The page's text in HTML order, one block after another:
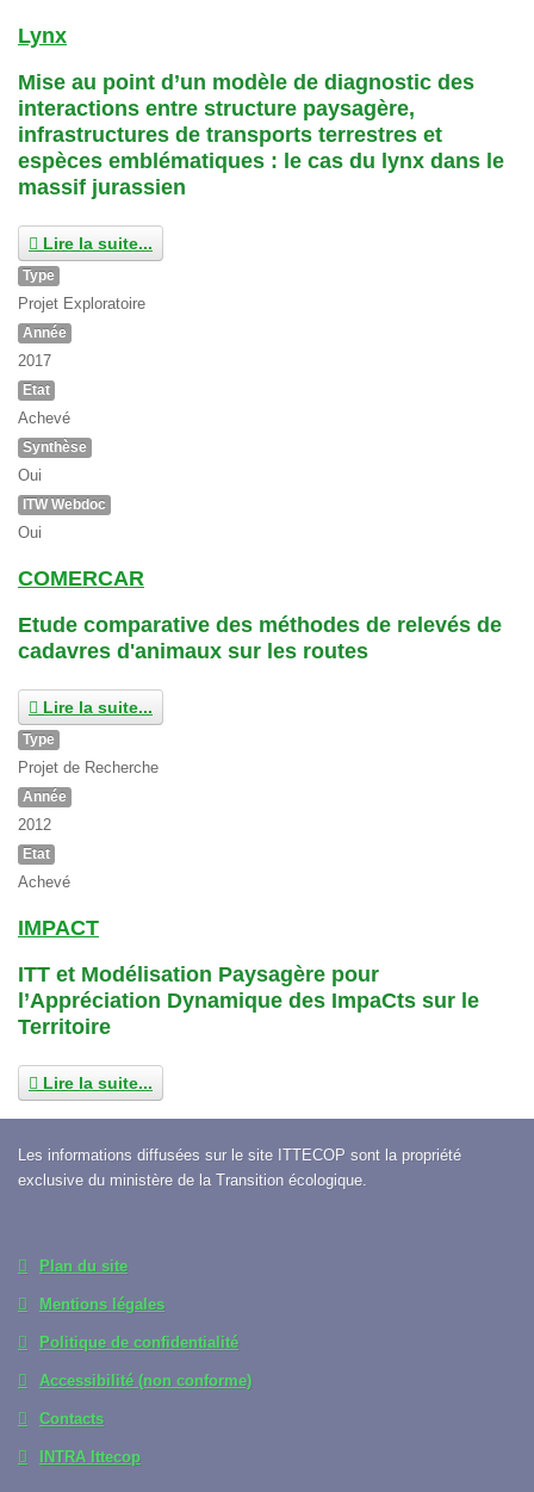
Lynx
Mise au point d’un modèle de diagnostic des
interactions entre structure paysagère,
infrastructures de transports terrestres et
espèces emblématiques : le cas du lynx dans le
massif jurassien
Lire la suite...
Type
Projet Exploratoire
Année
2017
Etat
Achevé
Synthèse
Oui
ITW Webdoc
Oui
COMERCAR
Etude comparative des méthodes de relevés de
cadavres d'animaux sur les routes
Lire la suite...
Type
Projet de Recherche
Année
2012
Etat
Achevé
IMPACT
ITT et Modélisation Paysagère pour
l’Appréciation Dynamique des ImpaCts sur le
Territoire
Lire la suite...
Les informations diffusées sur le site ITTECOP sont la propriété
exclusive du ministère de la Transition écologique.
Plan du site
Mentions légales
Politique de confidentialité
Accessibilité (non conforme)
Contacts
INTRA Ittecop